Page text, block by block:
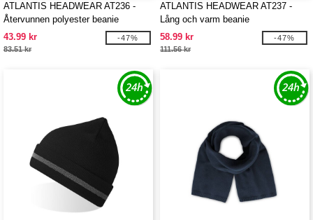
ATLANTIS HEADWEAR AT236 -
Återvunnen polyester beanie
43.99 kr
83.51 kr
-47%
ATLANTIS HEADWEAR AT237 -
Lång och varm beanie
58.99 kr
111.56 kr
-47%